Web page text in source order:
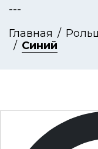
---
Главная
Синий